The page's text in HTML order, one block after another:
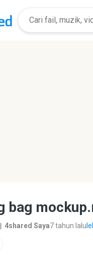
bag
4shared Saya7 tahun lalu